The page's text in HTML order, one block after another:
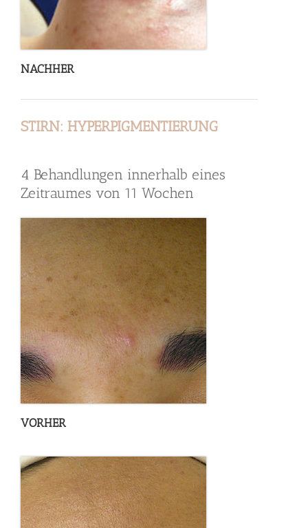
NACHHER
STIRN: HYPERPIGMENTIERUNG
4 Behandlungen innerhalb eines
Zeitraumes von 11 Wochen
VORHER